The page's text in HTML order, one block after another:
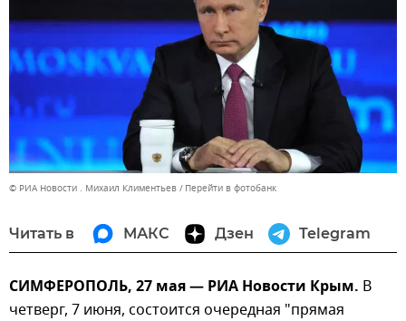
© РИА Новости . Михаил Климентьев Перейти в фотобанк
Читать в МАКС Дзен Telegram
СИМФЕРОПОЛЬ, 27 мая — РИА Новости Крым. В
четверг, 7 июня, состоится очередная "прямая